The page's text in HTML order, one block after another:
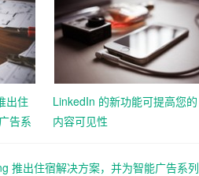
出住
告系
LinkedIn 的新功能可提高您的
内容可见性
推出住宿解决方案，并为智能广告系列